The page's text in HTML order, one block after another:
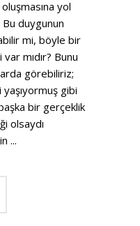
yol
Bu duygunun
mi, böyle bir
mıdır? Bunu
görebiliriz;
gibi
bir gerçeklik
olsaydı